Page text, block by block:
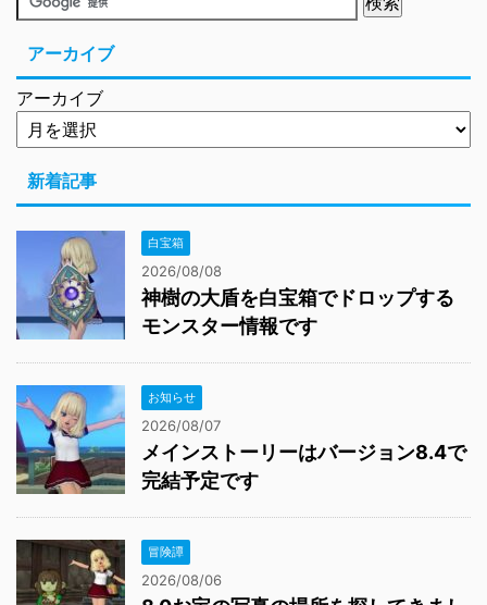
アーカイブ
アーカイブ
新着記事
白宝箱
2026/08/08
神樹の大盾を白宝箱でドロップする
モンスター情報です
お知らせ
2026/08/07
メインストーリーはバージョン8.4で
完結予定です
冒険譚
2026/08/06